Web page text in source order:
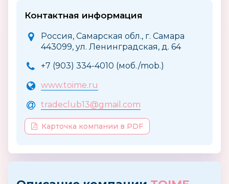
Контактная информация
Россия, Самарская обл., г. Самара
443099, ул. Ленинградская, д. 64
+7 (903) 334-4010 (моб./mob.)
www.toime.ru
tradeclub13@gmail.com
Карточка компании в PDF